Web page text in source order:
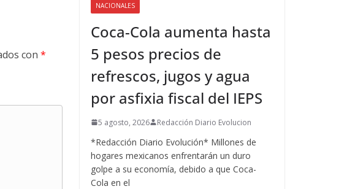
con *
NACIONALES
Coca-Cola aumenta hasta
5 pesos precios de
refrescos, jugos y agua
por asfixia fiscal del IEPS
5 agosto, 2026 Redacción Diario Evolucion
*Redacción Diario Evolución* Millones de
hogares mexicanos enfrentarán un duro
golpe a su economía, debido a que Coca-
Cola en el